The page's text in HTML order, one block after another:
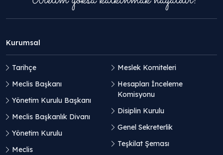
Kurumsal
Tarihçe
Meclis Başkanı
Yönetim Kurulu Başkanı
Meclis Başkanlık Divanı
Yönetim Kurulu
Meclis
Meslek Komiteleri
Hesapları İnceleme
Komisyonu
Disiplin Kurulu
Genel Sekreterlik
Teşkilat Şeması